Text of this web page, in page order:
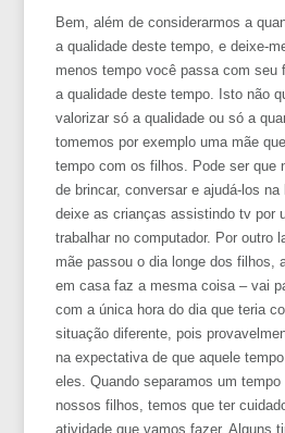
Bem, além de considerarmos a
a qualidade deste tempo, e deixe-
menos tempo você passa com seu
a qualidade deste tempo. Isto não
valorizar só a qualidade ou só a
tomemos por exemplo uma mãe
tempo com os filhos. Pode ser que
de brincar, conversar e ajudá-los
deixe as crianças assistindo tv por
trabalhar no computador. Por outro
mãe passou o dia longe dos filhos,
em casa faz a mesma coisa – vai
com a única hora do dia que teria
situação diferente, pois
na expectativa de que aquele
eles. Quando separamos um
nossos filhos, temos que ter
atividade que vamos fazer. Alguns